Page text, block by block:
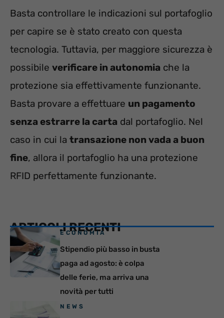
Basta controllare le indicazioni sul portafoglio
per capire se è stato creato con questa
tecnologia. Tuttavia, per maggiore sicurezza è
possibile verificare in autonomia che la
protezione sia effettivamente funzionante.
Basta provare a effettuare un pagamento
senza estrarre la carta dal portafoglio. Nel
caso in cui la transazione non vada a buon
fine, allora il portafoglio ha una protezione
RFID perfettamente funzionante.
ARTICOLI RECENTI
ECONOMIA
Stipendio più basso in busta
paga ad agosto: è colpa
delle ferie, ma arriva una
novità per tutti
NEWS